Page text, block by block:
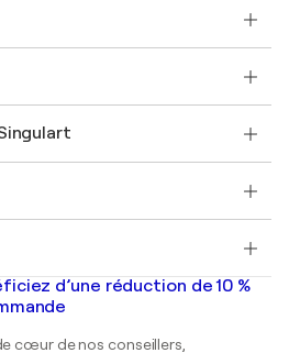
commercial
d'art original
d’une réduction de 10 %
cœur de nos conseillers,